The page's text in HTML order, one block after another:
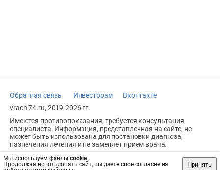
Мы используем файлы cookie.
Продолжая использовать сайт, вы даете свое согласие на
Принять
Обратная связь Инвесторам
Вконтакте
vrachi74.ru, 2019-2026 гг.
Имеются противопоказания, требуется консультация
специалиста. Информация, представленная на сайте, не
может быть использована для постановки диагноза,
назначения лечения и не заменяет прием врача.
Возрастное ограничение: 18+